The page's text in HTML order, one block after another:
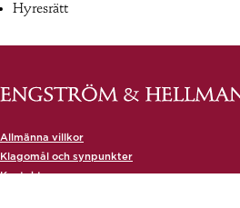
Hyresrätt
Allmänna villkor
Klagomål och synpunkter
Kontakta oss